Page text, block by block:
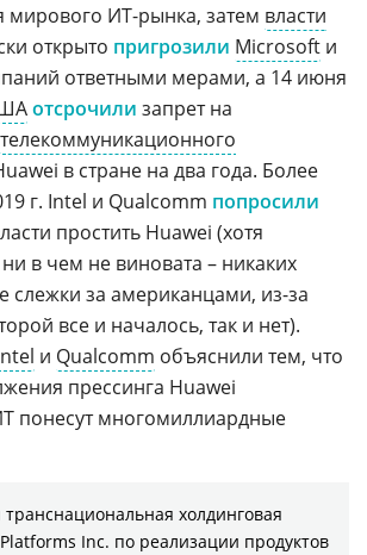
мирового ИТ-рынка, затем власти
открыто пригрозили Microsoft и
ответными мерами, а 14 июня
отсрочили запрет на
телекоммуникационного
в стране на два года. Более
г. Intel и Qualcomm попросили
простить Huawei (хотя
в чем не виновата – никаких
слежки за американцами, из-за
все и началось, так и нет).
и Qualcomm объяснили тем, что
прессинга Huawei
понесут многомиллиардные
холдинговая
Inc. по реализации продуктов